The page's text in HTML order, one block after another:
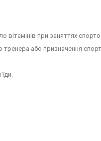
при заняттях
або призначення